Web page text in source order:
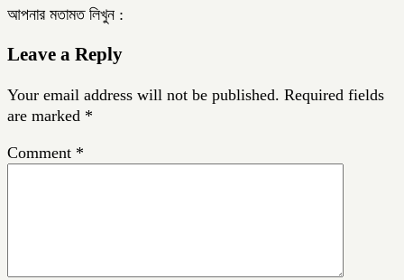
আপনার মতামত লিখুন :
Leave a Reply
Your email address will not be published. Required fields
are marked *
Comment *